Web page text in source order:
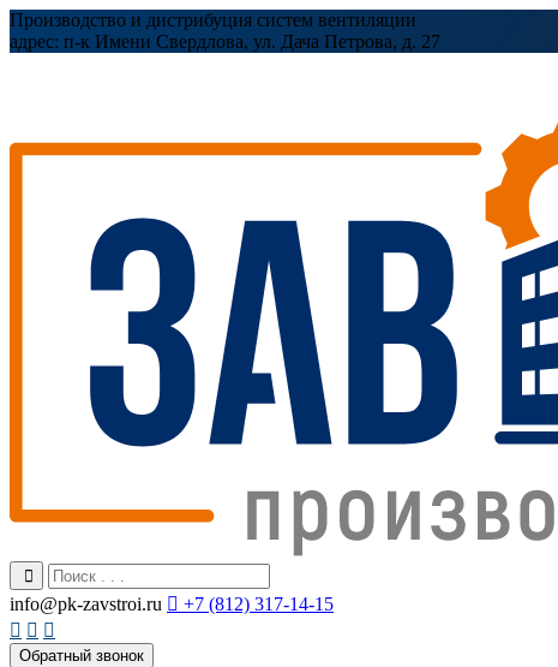
Производство и дистрибуция систем вентиляции
адрес: п-к Имени Свердлова, ул. Дача Петрова, д. 27
info@pk-zavstroi.ru  +7 (812) 317-14-15
  
Обратный звонок